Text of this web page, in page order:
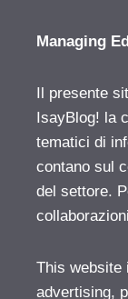
Managing
Il presente
IsayBlog! la
tematici di
contano sul
del settore.
This website
advertising,